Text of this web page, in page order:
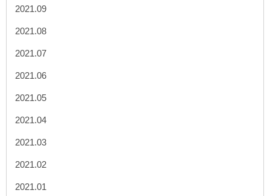
2021.09
2021.08
2021.07
2021.06
2021.05
2021.04
2021.03
2021.02
2021.01